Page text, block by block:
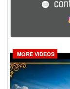
MORE VIDEOS